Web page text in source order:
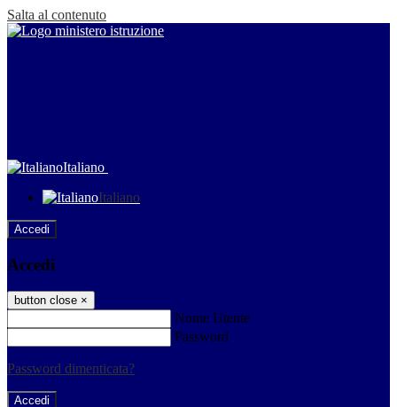
Salta al contenuto
Italiano
Italiano
Accedi
Accedi
button close ×
Nome Utente
Password
Password dimenticata?